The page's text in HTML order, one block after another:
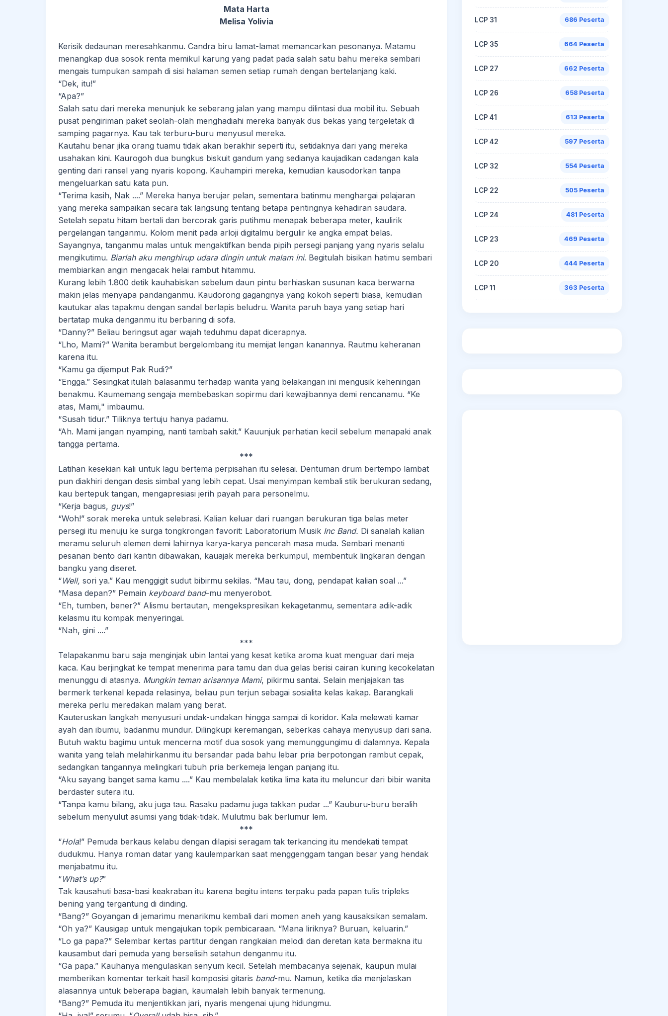
Mata Harta
Melisa Yolivia
Kerisik dedaunan meresahkanmu. Candra biru lamat-lamat memancarkan pesonanya. Matamu
menangkap dua sosok renta memikul karung yang padat pada salah satu bahu mereka sembari
mengais tumpukan sampah di sisi halaman semen setiap rumah dengan bertelanjang kaki.
“Dek, itu!”
“Apa?”
Salah satu dari mereka menunjuk ke seberang jalan yang mampu dilintasi dua mobil itu. Sebuah
pusat pengiriman paket seolah-olah menghadiahi mereka banyak dus bekas yang tergeletak di
samping pagarnya. Kau tak terburu-buru menyusul mereka.
Kautahu benar jika orang tuamu tidak akan berakhir seperti itu, setidaknya dari yang mereka
usahakan kini. Kaurogoh dua bungkus biskuit gandum yang sedianya kaujadikan cadangan kala
genting dari ransel yang nyaris kopong. Kauhampiri mereka, kemudian kausodorkan tanpa
mengeluarkan satu kata pun.
“Terima kasih, Nak ....” Mereka hanya berujar pelan, sementara batinmu menghargai pelajaran
yang mereka sampaikan secara tak langsung tentang betapa pentingnya kehadiran saudara.
Setelah sepatu hitam bertali dan bercorak garis putihmu menapak beberapa meter, kaulirik
pergelangan tanganmu. Kolom menit pada arloji digitalmu bergulir ke angka empat belas.
Sayangnya, tanganmu malas untuk mengaktifkan benda pipih persegi panjang yang nyaris selalu
mengikutimu. Biarlah aku menghirup udara dingin untuk malam ini. Begitulah bisikan hatimu sembari
membiarkan angin mengacak helai rambut hitammu.
Kurang lebih 1.800 detik kauhabiskan sebelum daun pintu berhiaskan susunan kaca berwarna
makin jelas menyapa pandanganmu. Kaudorong gagangnya yang kokoh seperti biasa, kemudian
kautukar alas tapakmu dengan sandal berlapis beludru. Wanita paruh baya yang setiap hari
bertatap muka denganmu itu berbaring di sofa.
“Danny?” Beliau beringsut agar wajah teduhmu dapat dicerapnya.
“Lho, Mami?” Wanita berambut bergelombang itu memijat lengan kanannya. Rautmu keheranan
karena itu.
“Kamu ga dijemput Pak Rudi?”
“Engga.” Sesingkat itulah balasanmu terhadap wanita yang belakangan ini mengusik keheningan
benakmu. Kaumemang sengaja membebaskan sopirmu dari kewajibannya demi rencanamu. “Ke
atas, Mami," imbaumu.
“Susah tidur.” Tiliknya tertuju hanya padamu.
“Ah. Mami jangan nyamping, nanti tambah sakit.” Kauunjuk perhatian kecil sebelum menapaki anak
tangga pertama.
***
Latihan kesekian kali untuk lagu bertema perpisahan itu selesai. Dentuman drum bertempo lambat
pun diakhiri dengan desis simbal yang lebih cepat. Usai menyimpan kembali stik berukuran sedang,
kau bertepuk tangan, mengapresiasi jerih payah para personelmu.
“Kerja bagus, guys!”
“Woh!” sorak mereka untuk selebrasi. Kalian keluar dari ruangan berukuran tiga belas meter
persegi itu menuju ke surga tongkrongan favorit: Laboratorium Musik Inc Band. Di sanalah kalian
meramu seluruh elemen demi lahirnya karya-karya pencerah masa muda. Sembari menanti
pesanan bento dari kantin dibawakan, kauajak mereka berkumpul, membentuk lingkaran dengan
bangku yang diseret.
“Well, sori ya.” Kau menggigit sudut bibirmu sekilas. “Mau tau, dong, pendapat kalian soal ...”
“Masa depan?” Pemain keyboard band-mu menyerobot.
“Eh, tumben, bener?” Alismu bertautan, mengekspresikan kekagetanmu, sementara adik-adik
kelasmu itu kompak menyeringai.
“Nah, gini ....”
***
Telapakanmu baru saja menginjak ubin lantai yang kesat ketika aroma kuat menguar dari meja
kaca. Kau berjingkat ke tempat menerima para tamu dan dua gelas berisi cairan kuning kecokelatan
menunggu di atasnya. Mungkin teman arisannya Mami, pikirmu santai. Selain menjajakan tas
bermerk terkenal kepada relasinya, beliau pun terjun sebagai sosialita kelas kakap. Barangkali
mereka perlu meredakan malam yang berat.
Kauteruskan langkah menyusuri undak-undakan hingga sampai di koridor. Kala melewati kamar
ayah dan ibumu, badanmu mundur. Dilingkupi keremangan, seberkas cahaya menyusup dari sana.
Butuh waktu bagimu untuk mencerna motif dua sosok yang memunggungimu di dalamnya. Kepala
wanita yang telah melahirkanmu itu bersandar pada bahu lebar pria berpotongan rambut cepak,
sedangkan tangannya melingkari tubuh pria berkemeja lengan panjang itu.
“Aku sayang banget sama kamu ....” Kau membelalak ketika lima kata itu meluncur dari bibir wanita
berdaster sutera itu.
“Tanpa kamu bilang, aku juga tau. Rasaku padamu juga takkan pudar ...” Kauburu-buru beralih
sebelum menyulut asumsi yang tidak-tidak. Mulutmu bak berlumur lem.
***
“Hola!” Pemuda berkaus kelabu dengan dilapisi seragam tak terkancing itu mendekati tempat
dudukmu. Hanya roman datar yang kaulemparkan saat menggenggam tangan besar yang hendak
menjabatmu itu.
“What’s up?”
Tak kausahuti basa-basi keakraban itu karena begitu intens terpaku pada papan tulis tripleks
bening yang tergantung di dinding.
“Bang?” Goyangan di jemarimu menarikmu kembali dari momen aneh yang kausaksikan semalam.
“Oh ya?” Kausigap untuk mengajukan topik pembicaraan. “Mana liriknya? Buruan, keluarin.”
“Lo ga papa?” Selembar kertas partitur dengan rangkaian melodi dan deretan kata bermakna itu
kausambut dari pemuda yang berselisih setahun denganmu itu.
“Ga papa.” Kauhanya mengulaskan senyum kecil. Setelah membacanya sejenak, kaupun mulai
memberikan komentar terkait hasil komposisi gitaris band-mu. Namun, ketika dia menjelaskan
alasannya untuk beberapa bagian, kaumalah lebih banyak termenung.
“Bang?” Pemuda itu menjentikkan jari, nyaris mengenai ujung hidungmu.
LCP 31 686 Peserta
LCP 35 664 Peserta
LCP 27 662 Peserta
LCP 26 658 Peserta
LCP 41 613 Peserta
LCP 42 597 Peserta
LCP 32 554 Peserta
LCP 22 505 Peserta
LCP 24 481 Peserta
LCP 23 469 Peserta
LCP 20 444 Peserta
LCP 11 363 Peserta